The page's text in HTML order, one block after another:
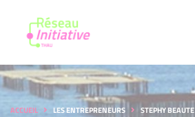
ACCUEIL LES ENTREPRENEURS STEPHY BEAUTE